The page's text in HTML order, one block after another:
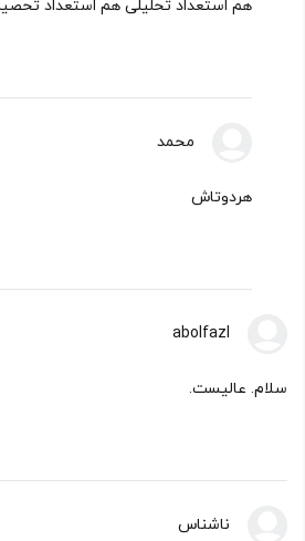
هم استعداد تحلیلی هم استعداد
محمد
هردوتاش
abolfazl
سلام. عالیست.
ناشناس